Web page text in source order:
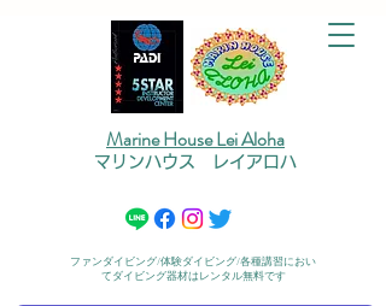
Marine House Lei Aloha
マリンハウス レイアロハ
ファンダイビング/体験ダイビング/各種講習におい
てダイビング器材はレンタル無料です